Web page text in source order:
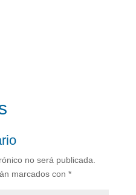
no será publicada.
marcados con *